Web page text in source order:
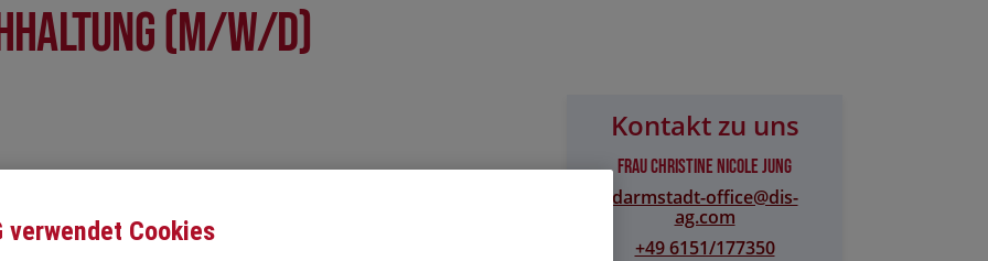
(m/w/d)
Kontakt zu uns
Frau Christine Nicole Jung
darmstadt-office@​dis-
ag.com
+49 6151/177350
verwendet Cookies